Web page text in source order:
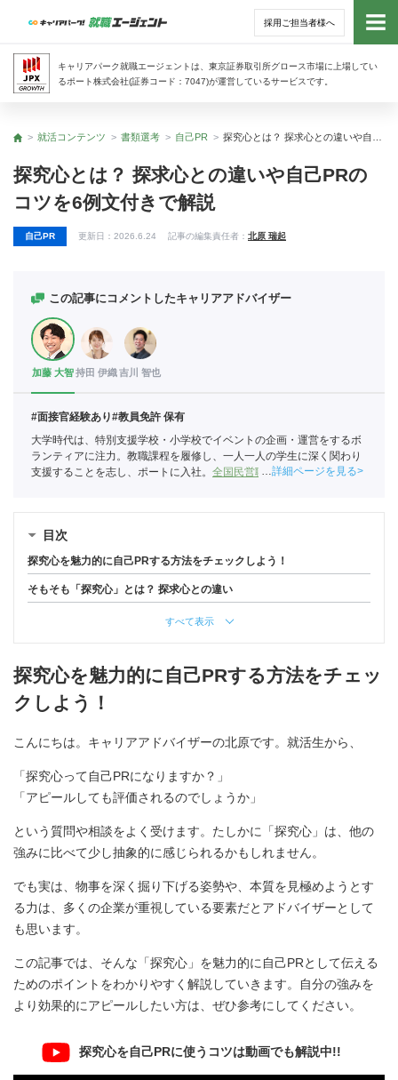
採用ご担当者様へ
キャリアパーク就職エージェントは、東京証券取引所グロース市場に上場してい
るポート株式会社(証券コード：7047)が運営しているサービスです。
トッ
トップ
就活コンテンツ 書類選考 自己PR
探究心とは？ 探求心との違いや自己PRの
コツを6例文付きで解説
自己PR 更新日： 2026.6.24 記事の編集責任者： 北原 瑞起
この記事にコメントしたキャリアアドバイザー
加藤 大智持田 伊織吉川 智也
#面接官経験あり#教員免許 保有
大学時代は、特別支援学校・小学校でイベントの企画・運営をするボ
ランティアに注力。教職課程を履修し、一人一人の学生に深く関わり
支援することを志し、ポートに入社。 全国民営職業紹介事業協会職業
詳細ページを見る
目次
探究心を魅力的に自己PRする方法をチェックしよう！
そもそも「探究心」とは？ 探求心との違い
すべて表示
探究心を魅力的に自己PRする方法をチェッ
クしよう！
こんにちは。キャリアアドバイザーの北原です。就活生から、
「探究心って自己PRになりますか？」
「アピールしても評価されるのでしょうか」
という質問や相談をよく受けます。たしかに「探究心」は、他の
強みに比べて少し抽象的に感じられるかもしれません。
でも実は、物事を深く掘り下げる姿勢や、本質を見極めようとす
る力は、多くの企業が重視している要素だとアドバイザーとして
も思います。
この記事では、そんな「探究心」を魅力的に自己PRとして伝える
ためのポイントをわかりやすく解説していきます。自分の強みを
より効果的にアピールしたい方は、ぜひ参考にしてください。
探究心を自己PRに使うコツは動画でも解説中!!